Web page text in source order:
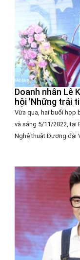
Doanh nhân Lê
hội 'Những trái
Vừa qua, hai buổi họp
và sáng 5/11/2022, tại
Nghệ thuật Đương đại